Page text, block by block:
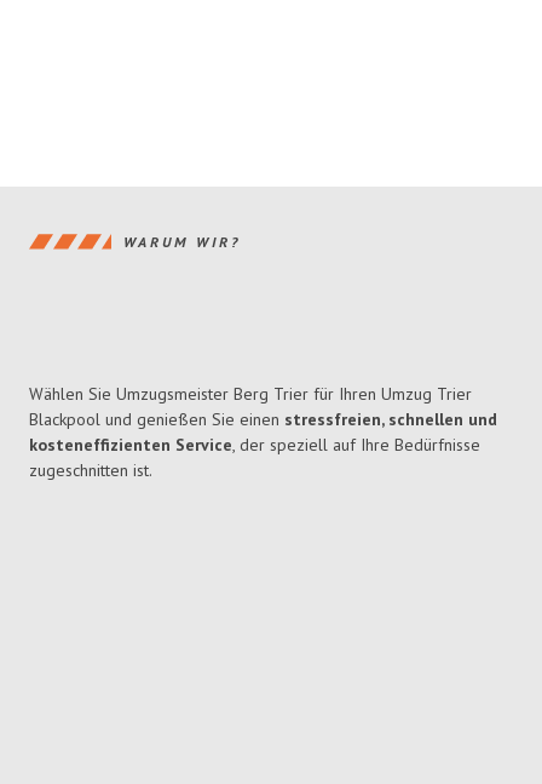
WARUM WIR?
Wählen Sie Umzugsmeister Berg Trier für Ihren Umzug Trier
Blackpool und genießen Sie einen stressfreien, schnellen und
kosteneffizienten Service, der speziell auf Ihre Bedürfnisse
zugeschnitten ist.